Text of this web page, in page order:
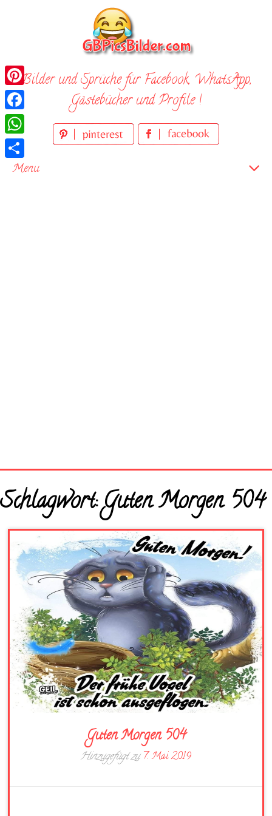
Bilder und Sprüche für Facebook, WhatsApp,
Gästebücher und Profile !
Menu
Startseite
Neue Bilder
Schlagwort:Guten Morgen 504
Guten Morgen 504
Hinzugefügt zu7. Mai 2019
Pinterest
Facebook
WhatsApp
Teilen